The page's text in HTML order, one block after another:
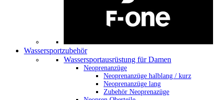
Wassersportzubehör
Wassersportausrüstung für Damen
Neoprenanzüge
Neoprenanzüge halblang / kurz
Neoprenanzüge lang
Zubehör Neoprenazüge